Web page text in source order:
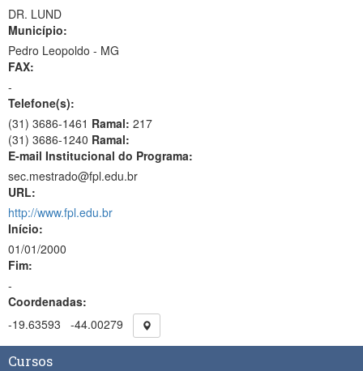
DR. LUND
Município:
Pedro Leopoldo - MG
FAX:
-
Telefone(s):
(31) 3686-1461 Ramal: 217
(31) 3686-1240 Ramal:
E-mail Institucional do Programa:
sec.mestrado@fpl.edu.br
URL:
http://www.fpl.edu.br
Início:
01/01/2000
Fim:
-
Coordenadas:
-19.63593
-44.00279
Cursos